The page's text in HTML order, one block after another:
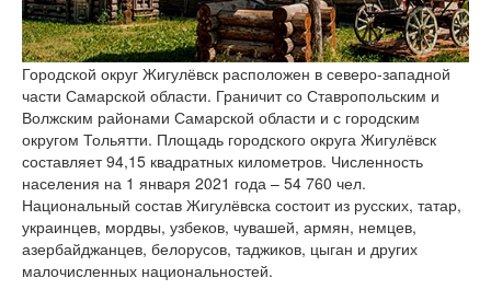
версии сайта
Городской округ Жигулёвск расположен в северо-западной
части Самарской области. Граничит со Ставропольским и
Волжским районами Самарской области и с городским
округом Тольятти. Площадь городского округа Жигулёвск
составляет 94,15 квадратных километров. Численность
населения на 1 января 2021 года – 54 760 чел.
Национальный состав Жигулёвска состоит из русских, татар,
украинцев, мордвы, узбеков, чувашей, армян, немцев,
азербайджанцев, белорусов, таджиков, цыган и других
малочисленных национальностей.